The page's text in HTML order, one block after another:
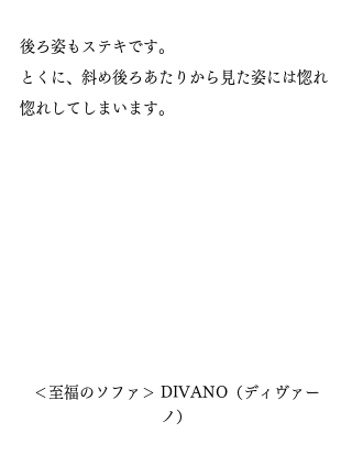
後ろ姿もステキです。
とくに、斜め後ろあたりから見た姿には惚れ
惚れしてしまいます。
＜至福のソファ＞ DIVANO（ディヴァー
ノ）